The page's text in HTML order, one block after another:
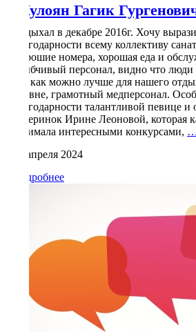
Кулоян Гагик
Отдыхал в декабре 2016г. Хочу
благодарности всему коллективу
Хорошие номера, хорошая еда и
улыбчивый персонал, видно что люди
все как можно лучше для нашего
уровне, грамотный медперсонал.
благодарности талантливой певице и
вечеринок Ирине Леоновой, которая
занимала интересными конкурсами,
14 апреля 2024
Подробнее